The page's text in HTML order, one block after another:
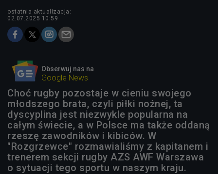
ostatnia aktualizacja:
02.07.2025 10:59
Obserwuj nas na
Google News
Choć rugby pozostaje w cieniu swojego
młodszego brata, czyli piłki nożnej, ta
dyscyplina jest niezwykle popularna na
całym świecie, a w Polsce ma także oddaną
rzeszę zawodników i kibiców. W
"Rozgrzewce" rozmawialiśmy z kapitanem i
trenerem sekcji rugby AZS AWF Warszawa
o sytuacji tego sportu w naszym kraju.